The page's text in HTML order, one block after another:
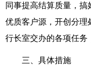
同事提高结算质量，
优质客户源，开创分理
行长室交办的各项任务
三、具体措施